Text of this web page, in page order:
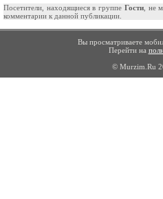
Посетители, находящиеся в группе Гости, не
комментарии к данной публикации.
Вы просматриваете
Перейти на
© Murzim.Ru